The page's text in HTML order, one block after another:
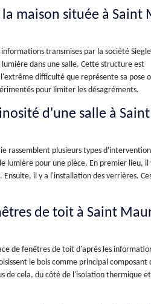
maison située à Saint
transmises par la société
dans une salle. Cette structure est
difficulté que représente sa pose
pour limiter les désagréments.
d'une salle à
rassemblent plusieurs types
lumière pour une pièce. En premier lieu, il
il y a l'installation des verrières.
de toit à Saint
de fenêtres de toit d'après les
le bois comme principal composant
de cela, du côté de l'isolation thermique